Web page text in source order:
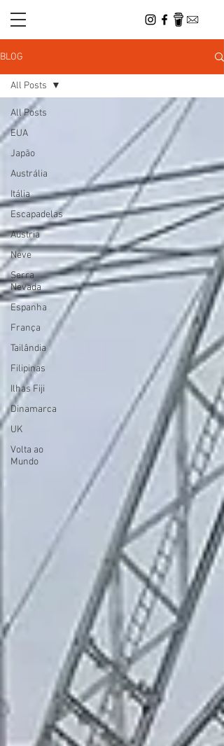
BLOG
All Posts
EUA
Japão
Austrália
Itália
Escapadelas
Austria
Neve
Serra
Nevada
Espanha
França
Tailândia
Filipinas
Ilhas Fiji
Dinamarca
UK
Volta ao
Mundo
All Posts